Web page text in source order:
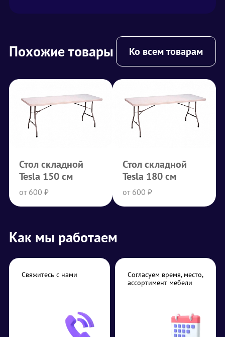
Похожие товары Ко всем товарам
Стол складной
Tesla 150 см
от 600 ₽
Стол складной
Tesla 180 см
от 600 ₽
Как мы работаем
Свяжитесь с нами
Согласуем время, место,
ассортимент мебели